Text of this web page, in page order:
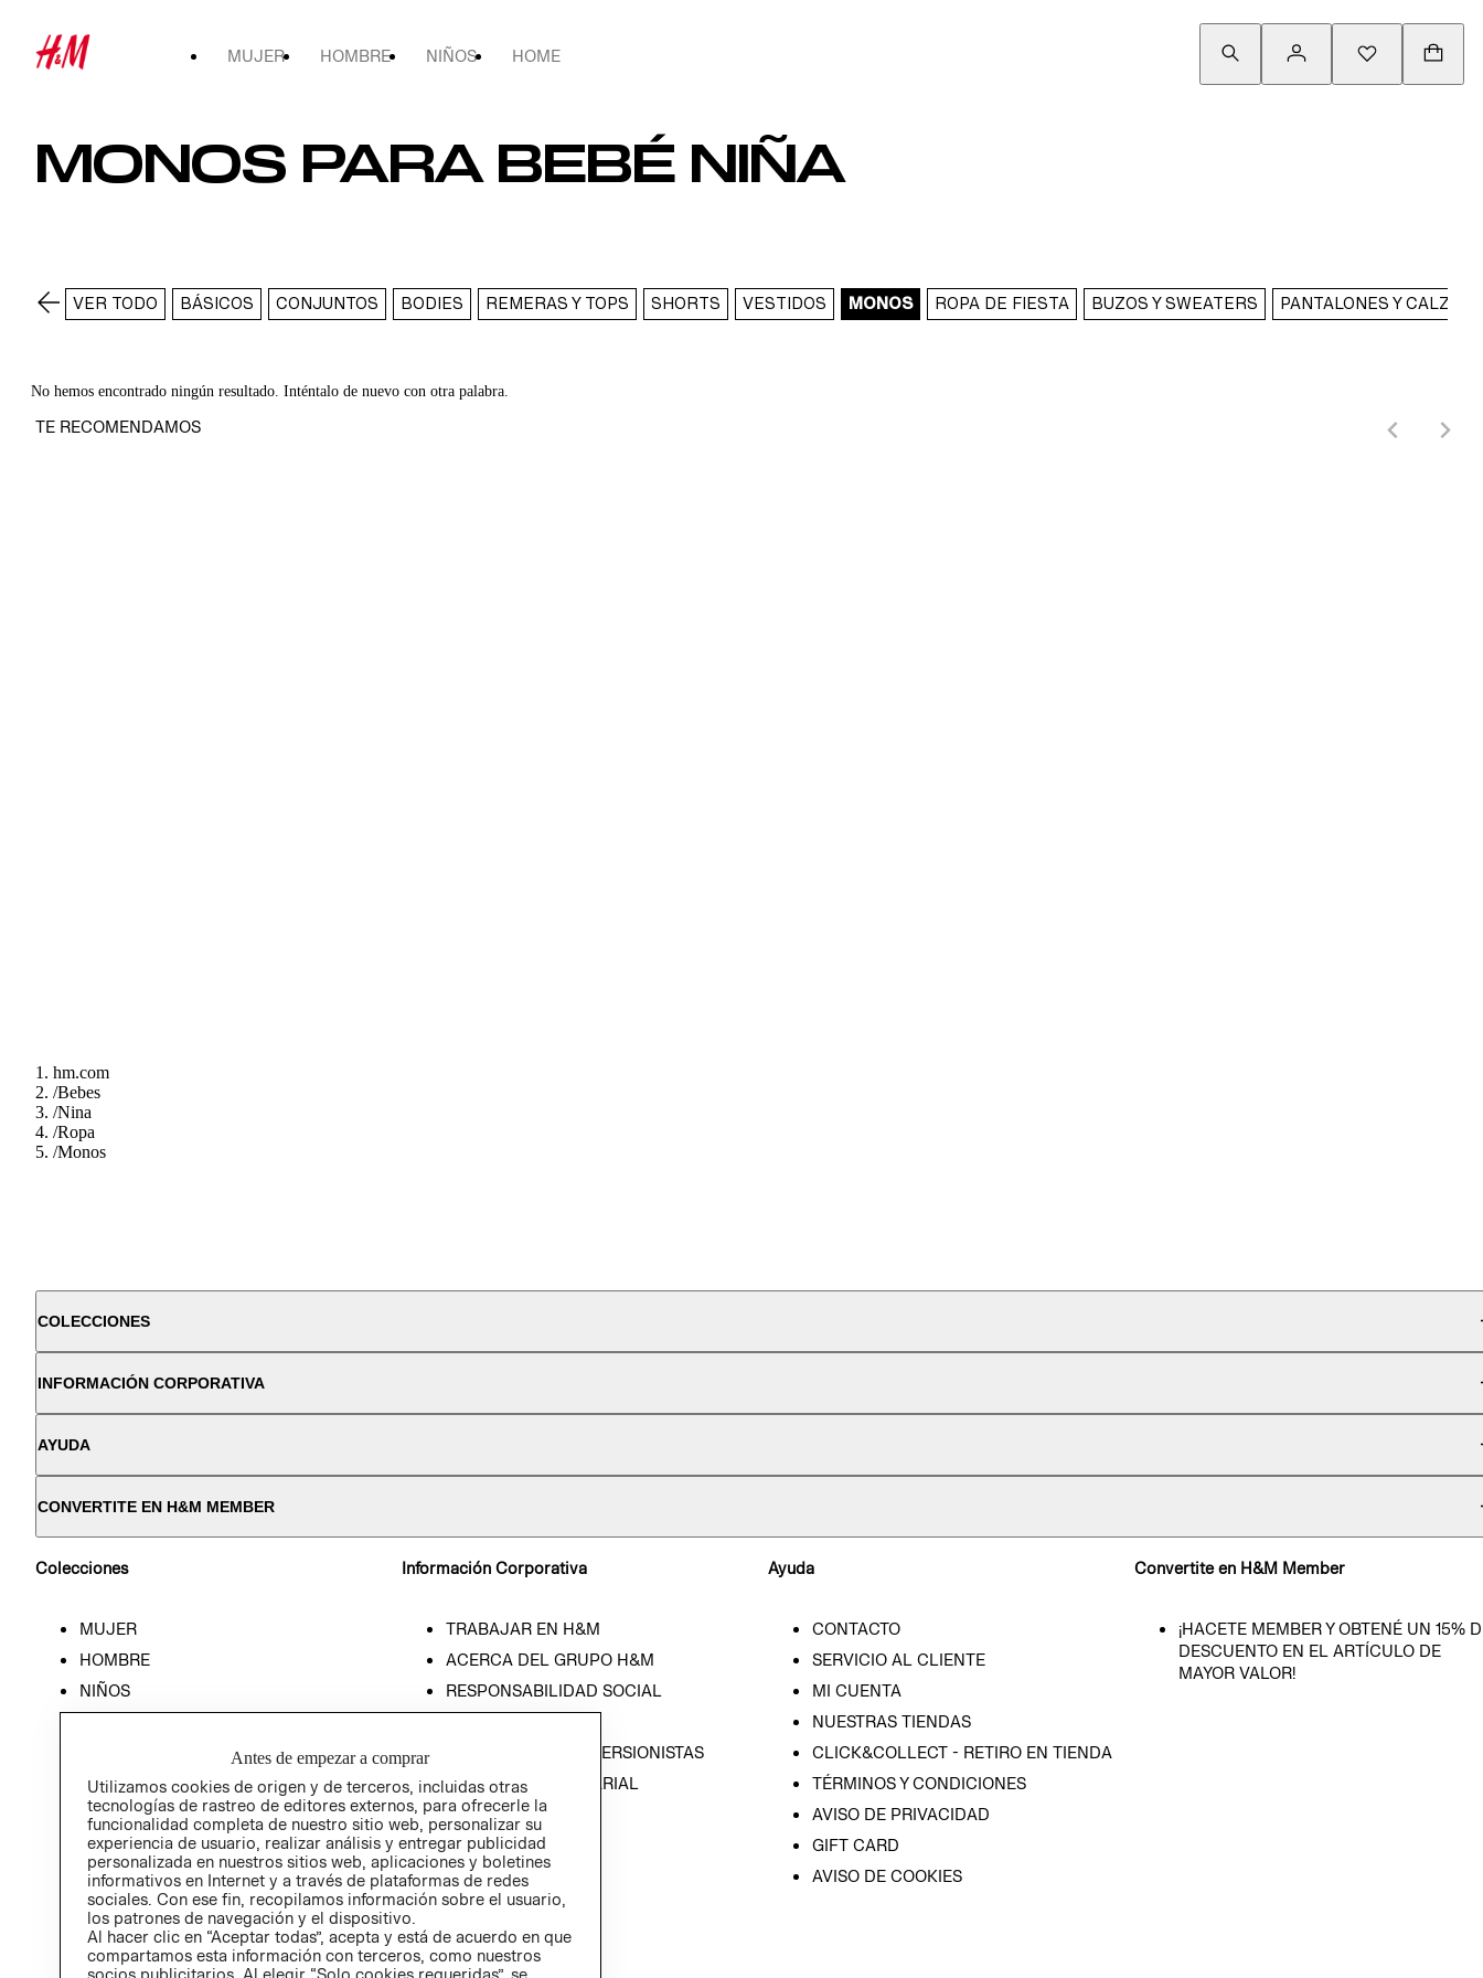
MUJER HOMBRE NIÑOS HOME
MONOS PARA BEBÉ NIÑA
VER TODO BÁSICOS CONJUNTOS BODIES REMERAS Y TOPS SHORTS VESTIDOS MONOS ROPA DE FIESTA BUZOS Y SWEATERS PANTALONES Y CALZAS
No hemos encontrado ningún resultado. Inténtalo de nuevo con otra palabra.
TE RECOMENDAMOS
hm.com
/Bebes
/Nina
/Ropa
/Monos
COLECCIONES
INFORMACIÓN CORPORATIVA
AYUDA
CONVERTITE EN H&M MEMBER
Colecciones
MUJER
HOMBRE
NIÑOS
Información Corporativa
TRABAJAR EN H&M
ACERCA DEL GRUPO H&M
RESPONSABILIDAD SOCIAL
RELACIÓN CON INVERSIONISTAS
POLÍTICA EMPRESARIAL
Ayuda
CONTACTO
SERVICIO AL CLIENTE
MI CUENTA
NUESTRAS TIENDAS
CLICK&COLLECT - RETIRO EN TIENDA
TÉRMINOS Y CONDICIONES
AVISO DE PRIVACIDAD
GIFT CARD
AVISO DE COOKIES
Convertite en H&M Member
¡HACETE MEMBER Y OBTENÉ UN 15%
DESCUENTO EN EL ARTÍCULO DE
MAYOR VALOR!
Antes de empezar a comprar
Utilizamos cookies de origen y de terceros, incluidas otras
tecnologías de rastreo de editores externos, para ofrecerle la
funcionalidad completa de nuestro sitio web, personalizar su
experiencia de usuario, realizar análisis y entregar publicidad
personalizada en nuestros sitios web, aplicaciones y boletines
informativos en Internet y a través de plataformas de redes
sociales. Con ese fin, recopilamos información sobre el usuario,
los patrones de navegación y el dispositivo.
Al hacer clic en “Aceptar todas”, acepta y está de acuerdo en que
compartamos esta información con terceros, como nuestros